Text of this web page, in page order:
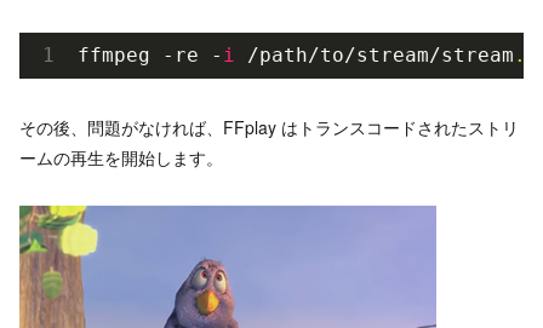
ffmpeg -re - i /path/to/stream/stream
その後、問題がなければ、FFplay はトランスコードされたストリ
ームの再生を開始します。